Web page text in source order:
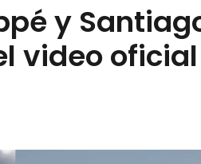
y
video